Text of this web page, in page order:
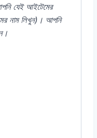
যেই আইটেমের
নাম লিখুন)। আপনি